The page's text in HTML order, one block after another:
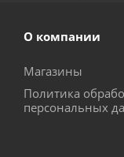
О компании
Магазины
Политика
персональных